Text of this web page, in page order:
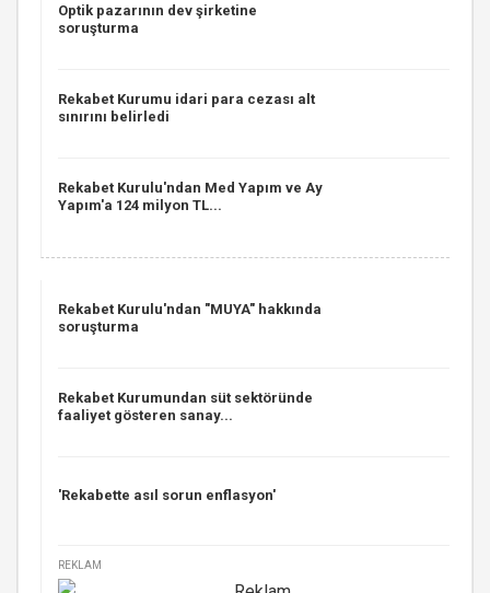
Optik pazarının dev şirketine
soruşturma
Rekabet Kurumu idari para cezası alt
sınırını belirledi
Rekabet Kurulu'ndan Med Yapım ve Ay
Yapım'a 124 milyon TL...
Rekabet Kurulu'ndan "MUYA" hakkında
soruşturma
Rekabet Kurumundan süt sektöründe
faaliyet gösteren sanay...
'Rekabette asıl sorun enflasyon'
REKLAM